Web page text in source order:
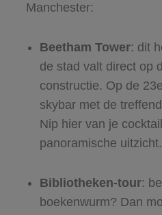
Manchester:
Beetham Tower: dit
de stad valt direct op
constructie. Op de
skybar met de
Nip hier van je
panoramische uitzicht.
Bibliotheken-tour:
boekenwurm? Dan